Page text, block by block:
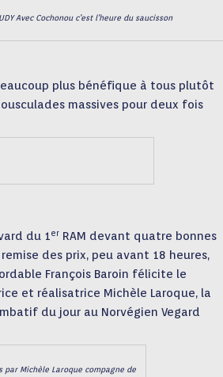
Avec Cochonou c’est l’heure du saucisson
plus bénéfique à tous plutôt
massives pour deux fois
du 1er RAM devant quatre bonnes
des prix, peu avant 18 heures,
François Baroin félicite le
et réalisatrice Michèle Laroque, la
du jour au Norvégien Vegard
par Michèle Laroque compagne de